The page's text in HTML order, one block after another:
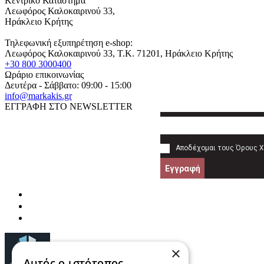
Λεωφόρος Καλοκαιρινού 33,
Ηράκλειο Κρήτης
Τηλεφωνική εξυπηρέτηση e-shop:
Λεωφόρος Καλοκαιρινού 33, T.K. 71201, Ηράκλειο Κρήτης
+30 800 3000400
Ωράριο επικοινωνίας
Δευτέρα - Σάββατο: 09:00 - 15:00
info@markakis.gr
ΕΓΓΡΑΦΗ ΣΤΟ NEWSLETTER
Αποδέχομαι τους Όρους
Εγγραφή
×